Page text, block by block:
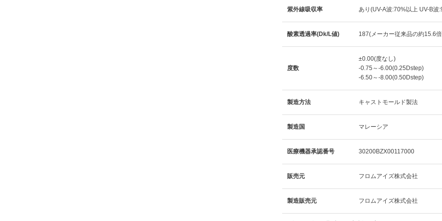
紫外線吸収率 あり(UV-A波:70%以上 UV-B波
酸素透過率(Dk/L値) 187(メーカー従来品の約15.6
度数
±0.00(度なし)
-0.75～-6.00(0.25Dstep)
-6.50～-8.00(0.50Dstep)
製造方法 キャストモールド製法
製造国 マレーシア
医療機器承認番号 30200BZX00117000
販売元 フロムアイズ株式会社
製造販売元 フロムアイズ株式会社